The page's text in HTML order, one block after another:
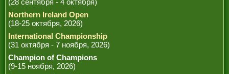
(28 сентября - 4 октября)
Northern Ireland Open
(18-25 октября, 2026)
International Championship
(31 октября - 7 ноября, 2026)
Champion of Champions
(9-15 ноября, 2026)